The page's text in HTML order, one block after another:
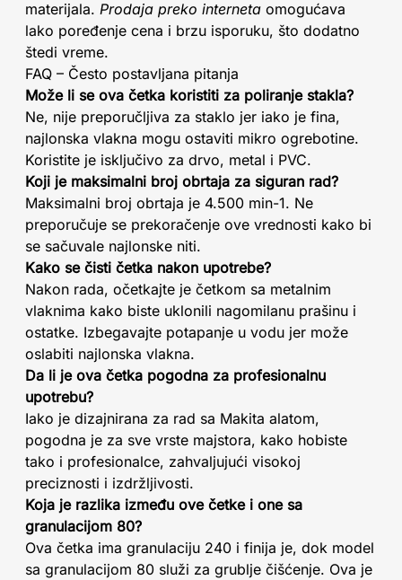
materijala. Prodaja preko interneta omogućava
lako poređenje cena i brzu isporuku, što dodatno
štedi vreme.
FAQ – Često postavljana pitanja
Može li se ova četka koristiti za poliranje stakla?
Ne, nije preporučljiva za staklo jer iako je fina,
najlonska vlakna mogu ostaviti mikro ogrebotine.
Koristite je isključivo za drvo, metal i PVC.
Koji je maksimalni broj obrtaja za siguran rad?
Maksimalni broj obrtaja je 4.500 min-1. Ne
preporučuje se prekoračenje ove vrednosti kako bi
se sačuvale najlonske niti.
Kako se čisti četka nakon upotrebe?
Nakon rada, očetkajte je četkom sa metalnim
vlaknima kako biste uklonili nagomilanu prašinu i
ostatke. Izbegavajte potapanje u vodu jer može
oslabiti najlonska vlakna.
Da li je ova četka pogodna za profesionalnu
upotrebu?
Iako je dizajnirana za rad sa Makita alatom,
pogodna je za sve vrste majstora, kako hobiste
tako i profesionalce, zahvaljujući visokoj
preciznosti i izdržljivosti.
Koja je razlika između ove četke i one sa
granulacijom 80?
Ova četka ima granulaciju 240 i finija je, dok model
sa granulacijom 80 služi za grublje čišćenje. Ova je